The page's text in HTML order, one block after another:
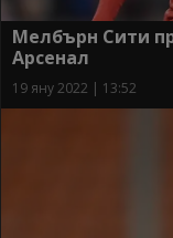
Мелбърн Сити
Арсенал
19 яну 2022 | 13:52